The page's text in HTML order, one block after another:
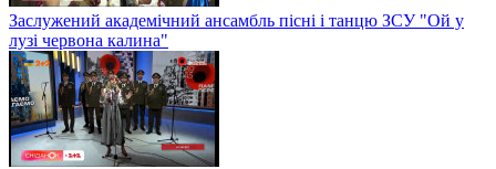
Заслужений академічний ансамбль пісні і танцю ЗСУ "Ой у
лузі червона калина"